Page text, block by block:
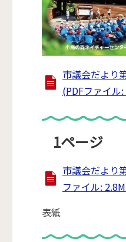
市議会だより
(PDFファイル
1ページ
市議会だより
ファイル:
表紙